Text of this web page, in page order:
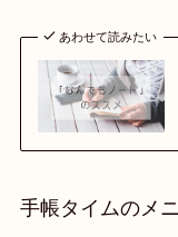
あわせて読みたい
手帳タイムのメ